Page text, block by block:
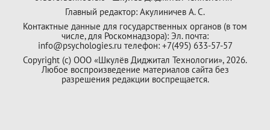
Главный редактор: Акулиничев А. С.
Контактные данные для государственных органов (в том
числе, для Роскомнадзора): Эл. почта:
info@psychologies.ru телефон: +7(495) 633-57-57
Copyright (с) ООО «Шкулёв Диджитал Технологии», 2026.
Любое воспроизведение материалов сайта без
разрешения редакции воспрещается.